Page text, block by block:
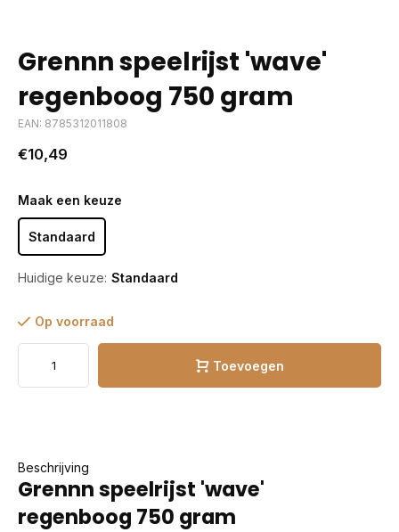
Grennn speelrijst 'wave'
regenboog 750 gram
EAN: 8785312011808
€10,49
Maak een keuze
Standaard
Huidige keuze: Standaard
Op voorraad
Toevoegen
Beschrijving
Grennn speelrijst 'wave'
regenboog 750 gram